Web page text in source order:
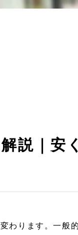
説｜安
わります。一般